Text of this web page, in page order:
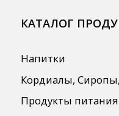
ПОЛЕЗНАЯ ИНФОРМАЦИЯ
Для HoReCa
Автоматизация